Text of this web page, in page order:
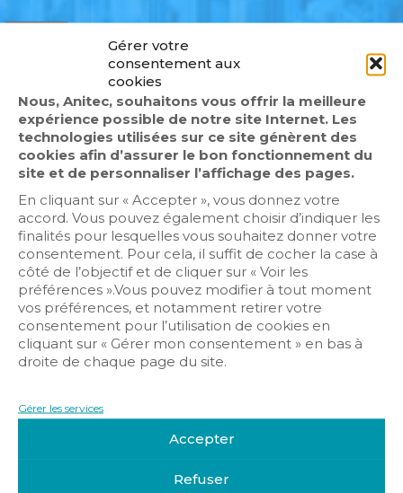
Gérer votre
consentement aux
cookies
Nous, Anitec, souhaitons vous offrir la meilleure
expérience possible de notre site Internet. Les
technologies utilisées sur ce site génèrent des
cookies afin d’assurer le bon fonctionnement du
site et de personnaliser l’affichage des pages.
En cliquant sur « Accepter », vous donnez votre
accord. Vous pouvez également choisir d’indiquer les
finalités pour lesquelles vous souhaitez donner votre
consentement. Pour cela, il suffit de cocher la case à
côté de l’objectif et de cliquer sur « Voir les
préférences ».Vous pouvez modifier à tout moment
vos préférences, et notamment retirer votre
consentement pour l’utilisation de cookies en
cliquant sur « Gérer mon consentement » en bas à
droite de chaque page du site.
Gérer les services
Accepter
Refuser
28 mai 2026
Tweets by fr_anitec
Cliquez sur « J’accepte » pour activer
Twitter
Politique de cookies
J’accepte
Désolé, vous n’êtes pas autorisé à voir ce